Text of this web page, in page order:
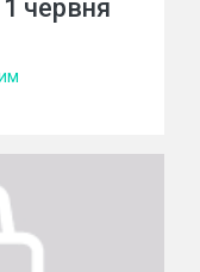
червня